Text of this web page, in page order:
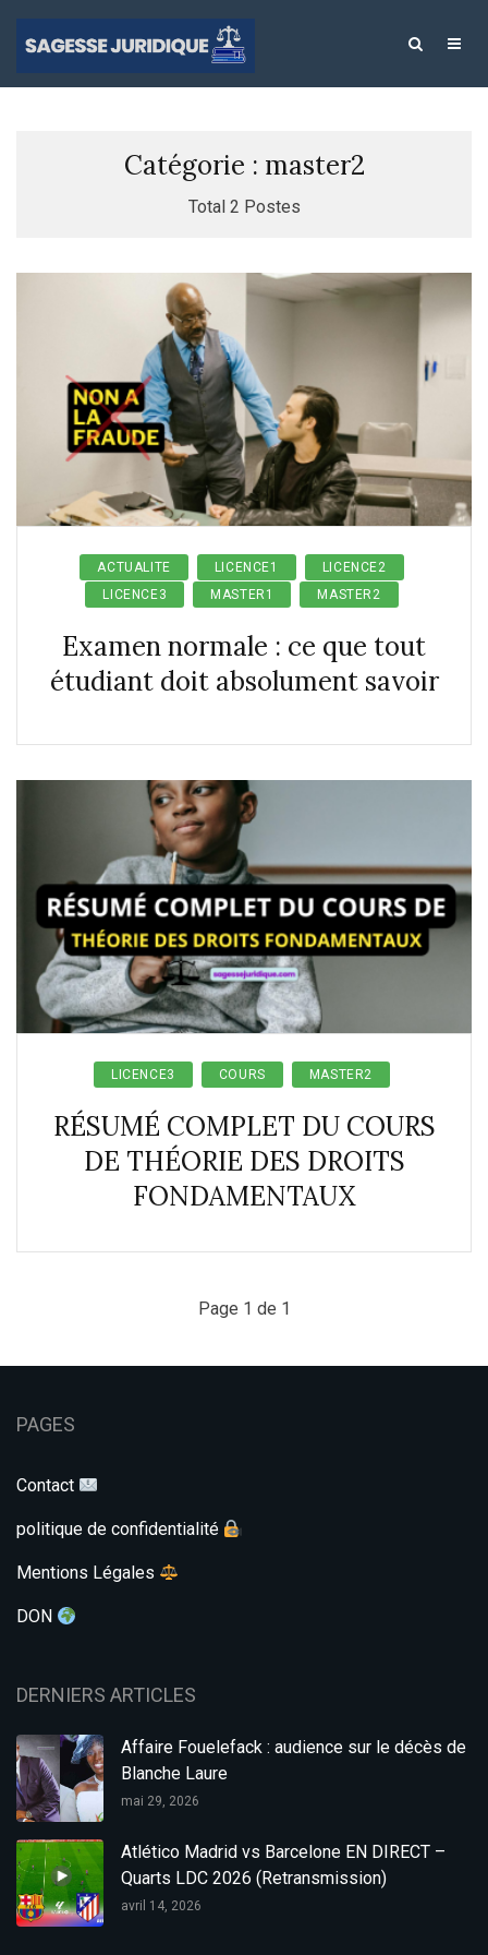
Catégorie : master2
Total 2 Postes
ACTUALITE LICENCE1
LICENCE2
LICENCE3
MASTER1 MASTER2
Examen normale : ce que tout
étudiant doit absolument savoir
LICENCE3 COURS MASTER2
RÉSUMÉ COMPLET DU COURS
DE THÉORIE DES DROITS
FONDAMENTAUX
Page 1 de 1
PAGES
Contact
politique de confidentialité
Mentions Légales
DON
DERNIERS ARTICLES
Affaire Fouelefack : audience sur le décès de
Blanche Laure
mai 29, 2026
Atlético Madrid vs Barcelone EN DIRECT –
Quarts LDC 2026 (Retransmission)
avril 14, 2026